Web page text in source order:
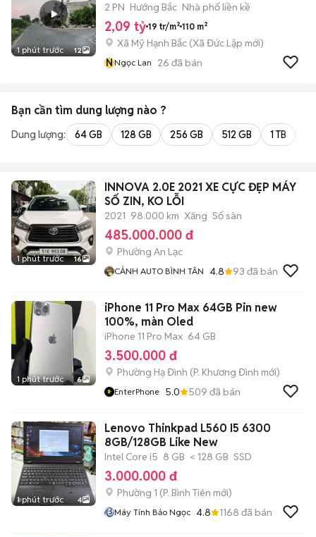
1 phút trước 12
2 PN Hướng Bắc Nhà phố liền kề
2,09 tỷ 19 tr/m² 110 m²
Xã Mỹ Hạnh Bắc (Xã Đức Lập mới)
NNgọc Lan 26 đã bán
Bạn cần tìm dung lượng nào ?
Dung lượng: 64 GB 128 GB 256 GB 512 GB 1 TB
1 phút trước 16
INNOVA 2.0E 2021 XE CỰC ĐẸP MÁY
SỐ ZIN, KO LỖI
2021 98.000 km Xăng Số sàn
485.000.000 đ
Phường An Lạc
CẢNH AUTO BÌNH TÂN 4.8 93 đã bán
1 phút trước 6
iPhone 11 Pro Max 64GB Pin new
100%, màn Oled
iPhone 11 Pro Max 64 GB
3.500.000 đ
Phường Hạ Đình (P. Khương Đình mới)
EnterPhone 5.0 509 đã bán
1 phút trước 4
Lenovo Thinkpad L560 I5 6300
8GB/128GB Like New
Intel Core i5 8 GB < 128 GB SSD
3.000.000 đ
Phường 1 (P. Bình Tiên mới)
Máy Tính Bảo Ngọc 4.8 1168 đã bán